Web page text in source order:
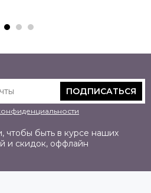
ПОДПИСАТЬСЯ
чтобы быть в курсе наших
и скидок, оффлайн